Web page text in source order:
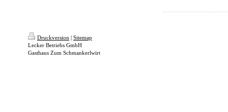
Druckversion
Sitemap
Lecker Betriebs GmbH
Gasthaus Zum Schmankerlwirt